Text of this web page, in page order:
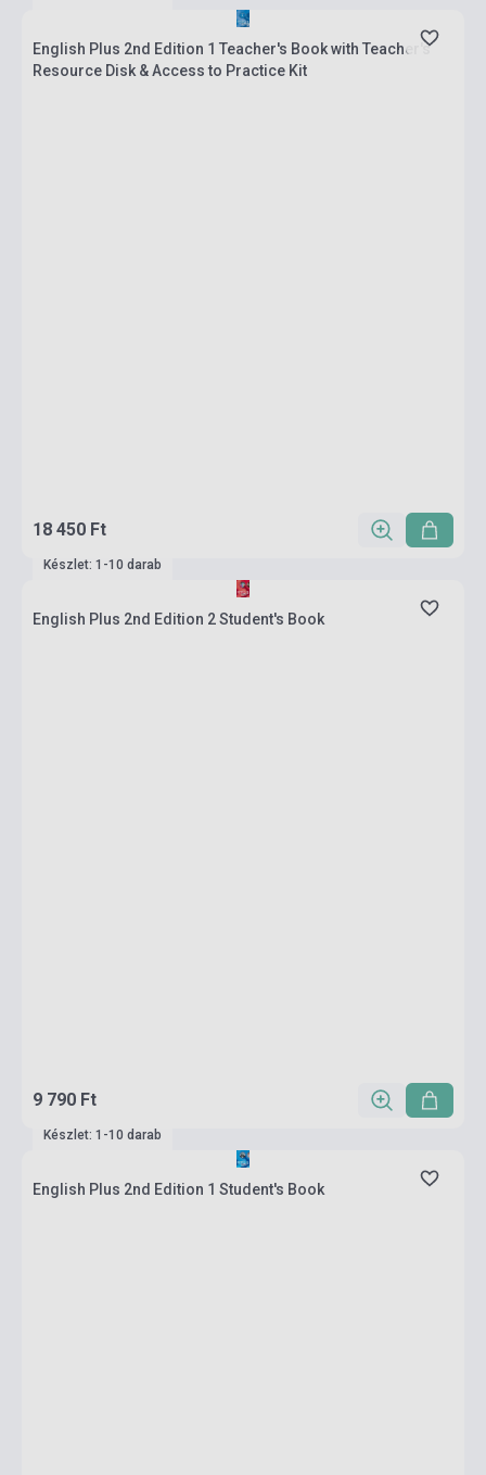
English Plus 2nd Edition 1 Teacher's Book with Teacher's
Resource Disk & Access to Practice Kit
18 450 Ft
Készlet: 1-10 darab
English Plus 2nd Edition 2 Student's Book
9 790 Ft
Készlet: 1-10 darab
English Plus 2nd Edition 1 Student's Book